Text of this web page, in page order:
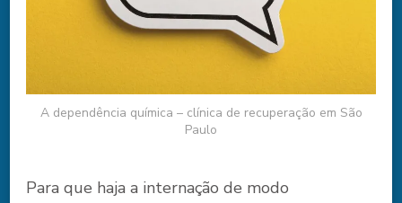
A dependência química – clínica de recuperação em São
Paulo
Para que haja a internação de modo